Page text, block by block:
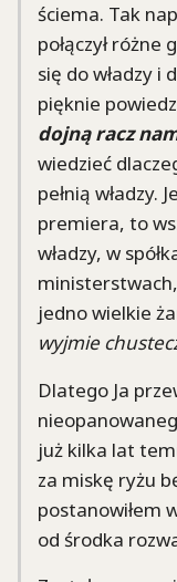
ściema. Tak
połączył
się do władzy
pięknie
dojną racz
wiedzieć
pełnią władzy.
premiera, to
władzy, w
jedno wielkie
wyjmie
Dlatego Ja
już kilka lat
za miskę ryżu
postanowiłem
od środka